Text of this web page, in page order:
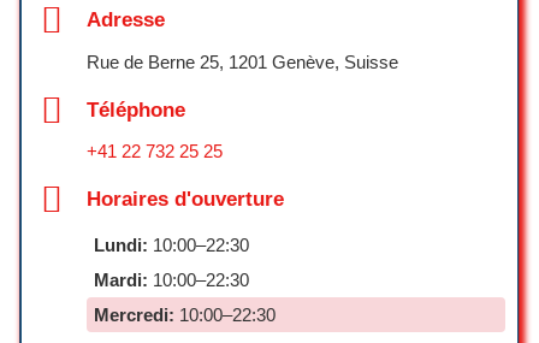
Adresse
Rue de Berne 25, 1201 Genève, Suisse
Téléphone
+41 22 732 25 25
Horaires d'ouverture
Lundi: 10:00–22:30
Mardi: 10:00–22:30
Mercredi: 10:00–22:30